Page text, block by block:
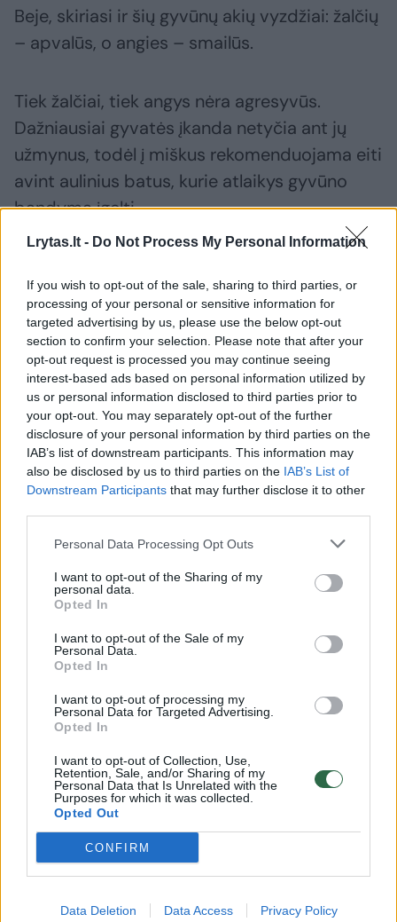
Lrytas.lt - Do Not Process My Personal Information
If you wish to opt-out of the sale, sharing to third parties, or
processing of your personal or sensitive information for
targeted advertising by us, please use the below opt-out
section to confirm your selection. Please note that after your
opt-out request is processed you may continue seeing
interest-based ads based on personal information utilized by
us or personal information disclosed to third parties prior to
your opt-out. You may separately opt-out of the further
disclosure of your personal information by third parties on the
IAB’s list of downstream participants. This information may
also be disclosed by us to third parties on the IAB’s List of
Downstream Participants that may further disclose it to other
Personal Data Processing Opt Outs
I want to opt-out of the Sharing of my
personal data.
Opted In
I want to opt-out of the Sale of my
Personal Data.
Opted In
I want to opt-out of processing my
Personal Data for Targeted Advertising.
Opted In
I want to opt-out of Collection, Use,
Retention, Sale, and/or Sharing of my
Personal Data that Is Unrelated with the
Purposes for which it was collected.
Opted Out
CONFIRM
Data Deletion Data Access Privacy Policy
Beje, skiriasi ir šių gyvūnų akių vyzdžiai: žalčių
– apvalūs, o angies – smailūs.
Tiek žalčiai, tiek angys nėra agresyvūs.
Dažniausiai gyvatės įkanda netyčia ant jų
užmynus, todėl į miškus rekomenduojama eiti
avint aulinius batus, kurie atlaikys gyvūno
bandymą įgelti.
nespėjo pastebėti, tai angis ar žaltys?
Tai galima suprasti iš žaizdos žymių. Žaltys
turi daug smulkių dantų, tad ant pažeistos
vietos bus matyti dantų juostelė. O angies
įkandimo vietoje bus dvi nedidelės dantų
žymės.
Žaltys nuodų neturi: jo įkandimas sausas, bet
žmogus jaučia skausmą, gali grėsti infekcija.
Kai savo nuodų įšvirkščia angis, žmogui
padažnėja širdies plakimas, jis junta
silpnumą. Gali imti pykinti, prasidėti
Gydytojų teigimu, žmogaus būklė pablogėja
ne dėl gyvatės įkandimo, bet dėl netinkamai
suteiktos pirmosios pagalbos.
Yra manančių, kad būtina kuo greičiau
iščiulpti roplio nuodus. Tačiau to padaryti
beveik neįmanoma, be to, gelbėtojui taip pat